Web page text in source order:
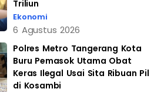
Triliun
Ekonomi
6 Agustus 2026
Polres Metro Tangerang Kota
Buru Pemasok Utama Obat
Keras Ilegal Usai Sita Ribuan Pil
di Kosambi